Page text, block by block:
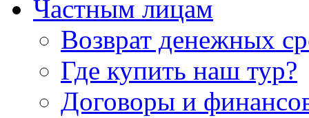
Частным лицам
Возврат денежных
Где купить наш тур?
Договоры и